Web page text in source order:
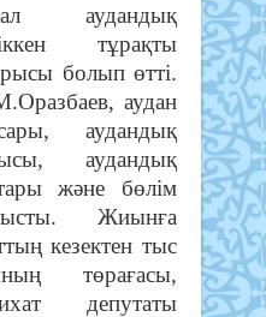
аудандық
тұрақты
болып өтті.
аудан
аудандық
аудандық
және бөлім
Жиынға
кезектен тыс
төрағасы,
депутаты